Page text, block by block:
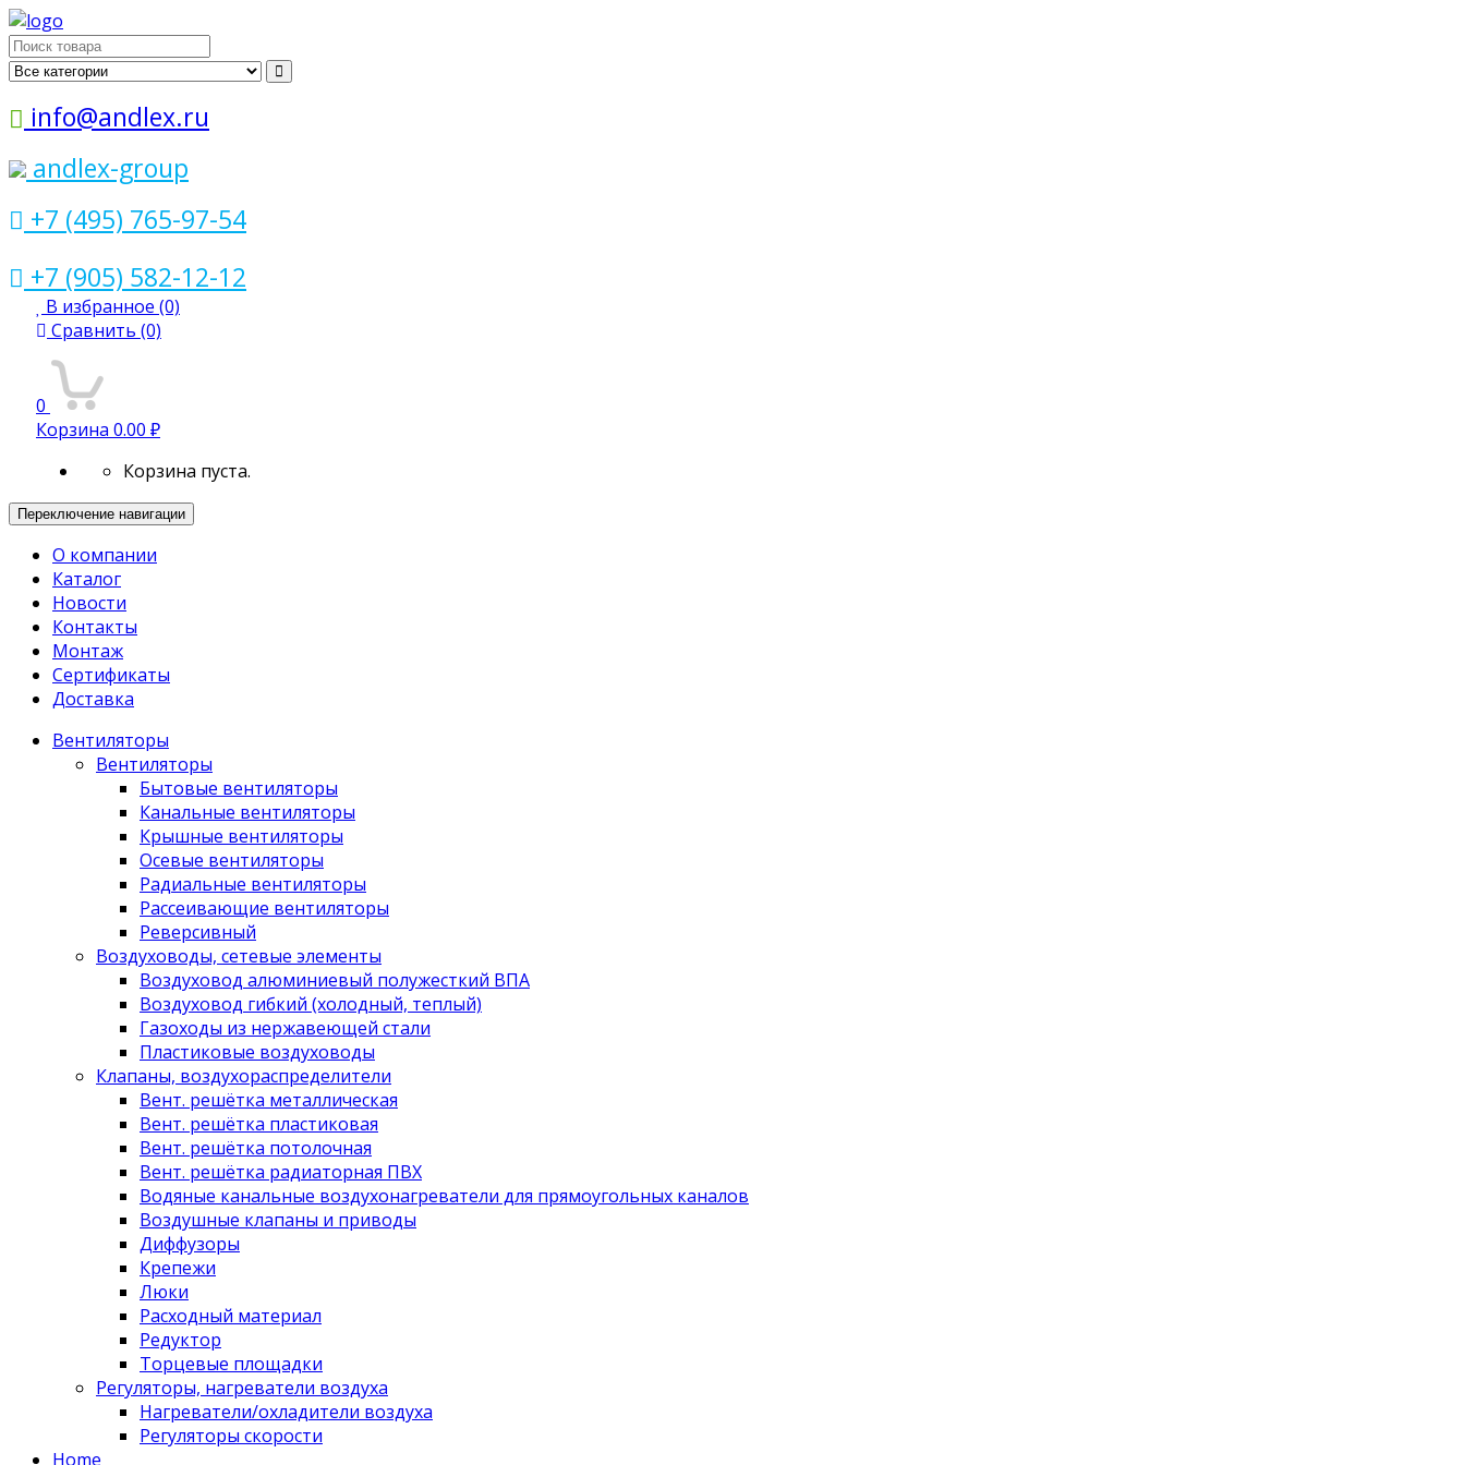
Поиск
для:
info@andlex.ru
andlex-group
+7 (495) 765-97-54
+7 (905) 582-12-12
В избранное (0)
Сравнить (0)
0
Корзина 0.00 ₽
Корзина пуста.
Переключение навигации
О компании
Каталог
Новости
Контакты
Монтаж
Сертификаты
Доставка
Вентиляторы
Вентиляторы
Бытовые вентиляторы
Канальные вентиляторы
Крышные вентиляторы
Осевые вентиляторы
Радиальные вентиляторы
Рассеивающие вентиляторы
Реверсивный
Воздуховоды, сетевые элементы
Воздуховод алюминиевый полужесткий ВПА
Воздуховод гибкий (холодный, теплый)
Газоходы из нержавеющей стали
Пластиковые воздуховоды
Клапаны, воздухораспределители
Вент. решётка металлическая
Вент. решётка пластиковая
Вент. решётка потолочная
Вент. решётка радиаторная ПВХ
Водяные канальные воздухонагреватели для прямоугольных каналов
Воздушные клапаны и приводы
Диффузоры
Крепежи
Люки
Расходный материал
Редуктор
Торцевые площадки
Регуляторы, нагреватели воздуха
Нагреватели/охладители воздуха
Регуляторы скорости
Home